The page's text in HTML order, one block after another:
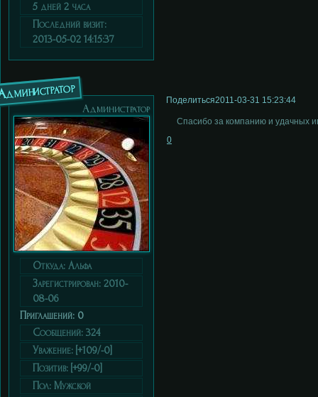
5 дней 2 часа
Последний визит:
2013-05-02 14:15:37
Поделиться2011-03-31 15:23:44
Администратор
Откуда: Альфа
Зарегистрирован: 2010-
08-06
Приглашений: 0
Сообщений: 324
Уважение: [+109/-0]
Позитив: [+99/-0]
Пол: Мужской
Спасибо за компанию и удачных
0